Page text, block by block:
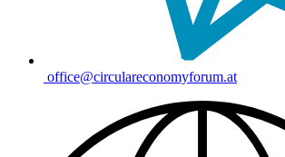
office@circulareconomyforum.at